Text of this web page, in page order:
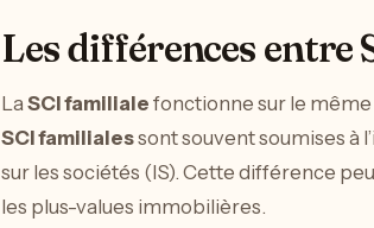
Les différences entre
LaSCI familiale fonctionne sur le même
SCI familialessont souvent soumises à
sur les sociétés (IS). Cette différence
les plus-values immobilières.